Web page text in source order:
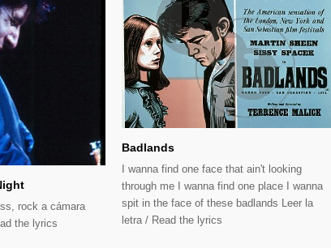
rock a cámara
the lyrics
Badlands
I wanna find one face that ain't looking
through me I wanna find one place I wanna
spit in the face of these badlands Leer la
letra / Read the lyrics